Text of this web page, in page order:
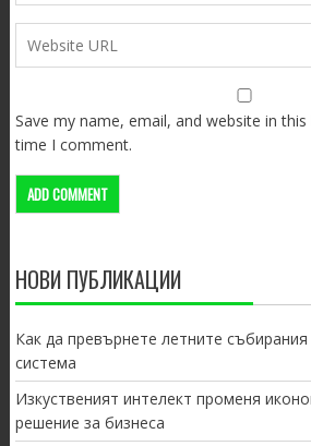
Save my name, email, and website in
time I comment.
НОВИ ПУБЛИКАЦИИ
Как да превърнете летните събирания
система
Изкуственият интелект променя
решение за бизнеса